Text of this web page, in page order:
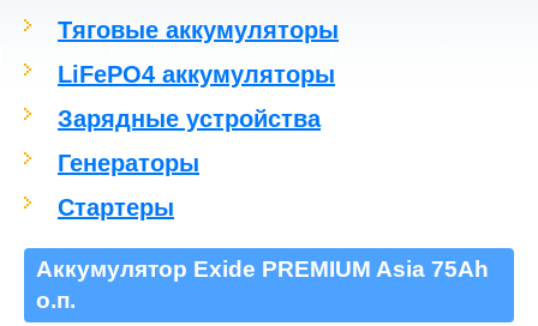
Тяговые аккумуляторы
LiFePO4 аккумуляторы
Зарядные устройства
Генераторы
Стартеры
Аккумулятор Exide PREMIUM Asia 75Ah
о.п.